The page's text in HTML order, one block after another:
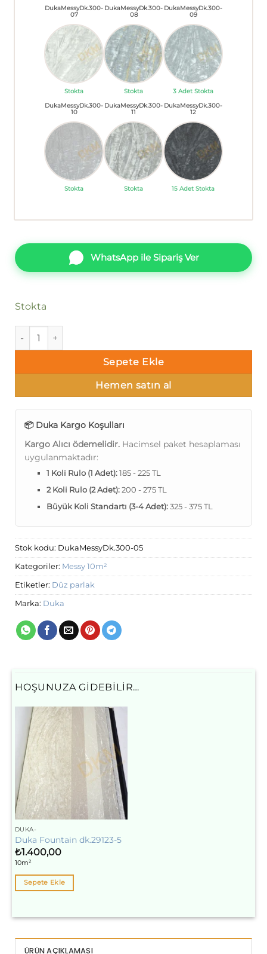
DukaMessyDk.300-
07
Stokta
DukaMessyDk.300-
08
Stokta
DukaMessyDk.300-
09
3 Adet Stokta
DukaMessyDk.300-
10
Stokta
DukaMessyDk.300-
11
Stokta
DukaMessyDk.300-
12
15 Adet Stokta
WhatsApp ile Sipariş Ver
Stokta
Duka Messy Dk.300-05 Düz parlak Duvar Kağıdı 10m² adet
Sepete Ekle
Hemen satın al
📦 Duka Kargo Koşulları
Kargo Alıcı ödemelidir. Hacimsel paket hesaplaması
uygulanmaktadır:
1 Koli Rulo (1 Adet):185 - 225 TL
2 Koli Rulo (2 Adet):200 - 275 TL
Büyük Koli Standartı (3-4 Adet):325 - 375 TL
Stok kodu: DukaMessyDk.300-05
Kategoriler: Messy 10m²
Etiketler: Düz parlak
Marka: Duka
HOŞUNUZA GIDEBILIR…
DUKA-
Duka Fountain dk.29123-5
₺1.400,00
10m²
Sepete Ekle
ÜRÜN AÇIKLAMASI